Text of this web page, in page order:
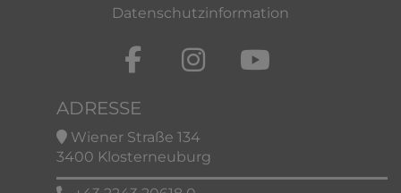
Datenschutzinformation
ADRESSE
Wiener Straße 134
3400 Klosterneuburg